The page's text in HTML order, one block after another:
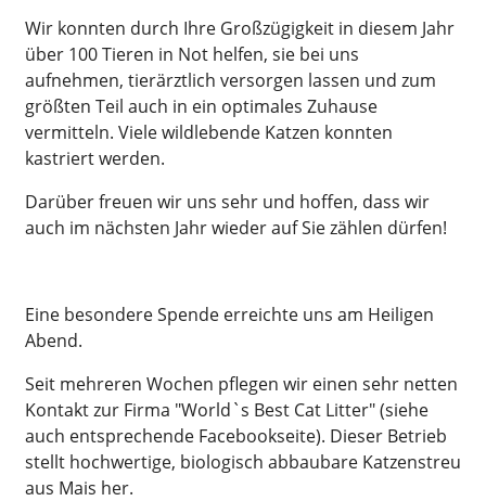
Wir konnten durch Ihre Großzügigkeit in diesem Jahr
über 100 Tieren in Not helfen, sie bei uns
aufnehmen, tierärztlich versorgen lassen und zum
größten Teil auch in ein optimales Zuhause
vermitteln. Viele wildlebende Katzen konnten
kastriert werden.
Darüber freuen wir uns sehr und hoffen, dass wir
auch im nächsten Jahr wieder auf Sie zählen dürfen!
Eine besondere Spende erreichte uns am Heiligen
Abend.
Seit mehreren Wochen pflegen wir einen sehr netten
Kontakt zur Firma "World`s Best Cat Litter" (siehe
auch entsprechende Facebookseite). Dieser Betrieb
stellt hochwertige, biologisch abbaubare Katzenstreu
aus Mais her.